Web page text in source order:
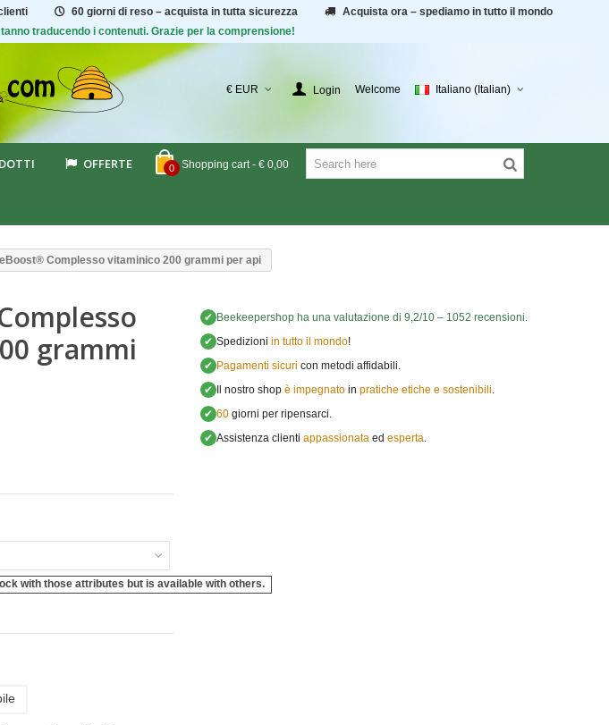
60 giorni di reso – acquista in tutta sicurezza
Acquista ora – spediamo in tutto il mondo
traducendo i contenuti. Grazie per la comprensione!
€ EUR Login Welcome Italiano (Italian)
0 Shopping cart - € 0,00
OFFERTE
Complesso vitaminico 200 grammi per api
grammi
with those attributes but is available with others.
✔ Beekeepershopha una valutazione di 9,2/10 –1052 recensioni.
✔ Spedizioni in tutto il mondo!
✔ Pagamenti sicuri con metodi affidabili.
✔ Il nostro shop è impegnatoin pratiche etiche e sostenibili.
✔ 60giorni per ripensarci.
✔ Assistenza clienti appassionataed esperta.